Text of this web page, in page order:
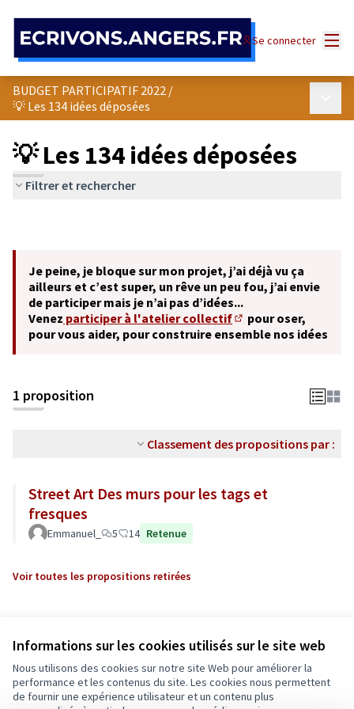
Informations sur les cookies utilisés sur le site web
Nous utilisons des cookies sur notre site Web pour améliorer la
performance et les contenus du site. Les cookies nous permettent
de fournir une expérience utilisateur et un contenu plus
Se connecter
BUDGET PARTICIPATIF 2022 /
💡 Les 134 idées déposées
💡 Les 134 idées déposées
Filtrer et rechercher
Je peine, je bloque sur mon projet, j’ai déjà vu ça
ailleurs et c’est super, un rêve un peu fou, j’ai envie
de participer mais je n’ai pas d’idées...
Venez participer à l'atelier collectif
(S'ouvre dans un
pour oser,
pour vous aider, pour construire ensemble nos idées
1 proposition
Classement des propositions par :
Street Art Des murs pour les tags et
fresques
Emmanuel_ 5 14 Retenue
Voir toutes les propositions retirées